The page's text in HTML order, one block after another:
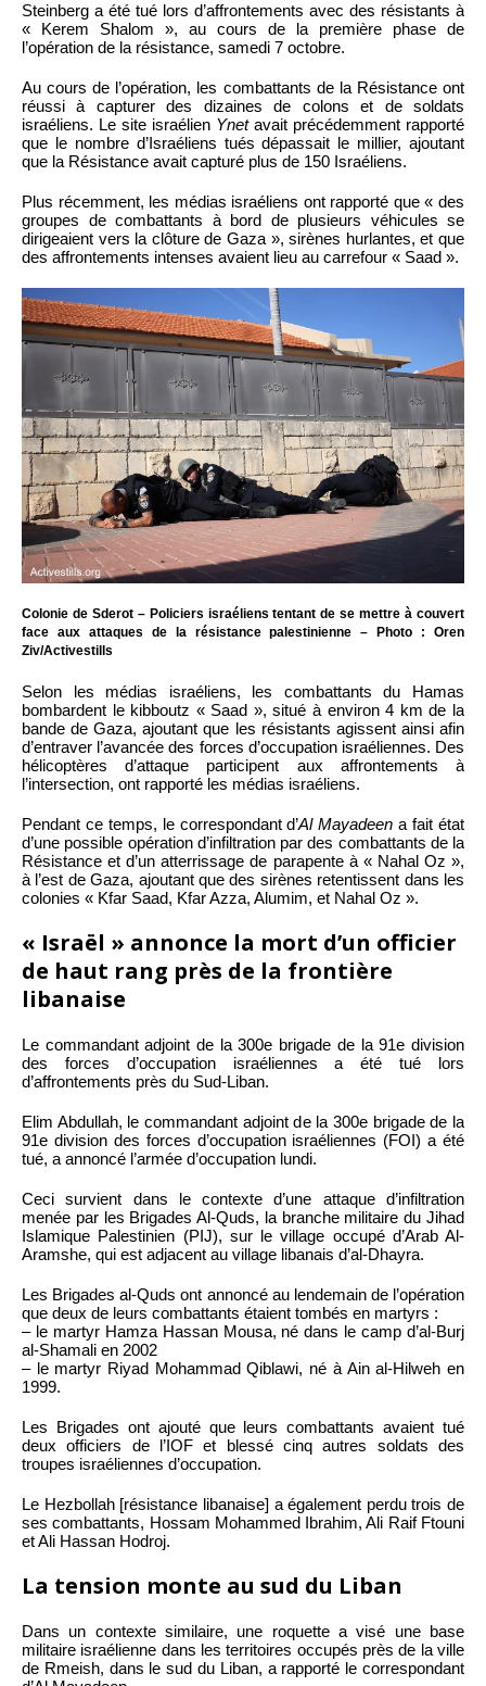
Steinberg a été tué lors d’affrontements avec des résistants à
« Kerem Shalom », au cours de la première phase de
l’opération de la résistance, samedi 7 octobre.
Au cours de l’opération, les combattants de la Résistance ont
réussi à capturer des dizaines de colons et de soldats
israéliens. Le site israélien Ynetavait précédemment rapporté
que le nombre d’Israéliens tués dépassait le millier, ajoutant
que la Résistance avait capturé plus de 150 Israéliens.
Plus récemment, les médias israéliens ont rapporté que « des
groupes de combattants à bord de plusieurs véhicules se
dirigeaient vers la clôture de Gaza », sirènes hurlantes, et que
des affrontements intenses avaient lieu au carrefour « Saad ».
Colonie de Sderot – Policiers israéliens tentant de se mettre à couvert
face aux attaques de la résistance palestinienne – Photo : Oren
Ziv/Activestills
Selon les médias israéliens, les combattants du Hamas
bombardent le kibboutz « Saad », situé à environ 4 km de la
bande de Gaza, ajoutant que les résistants agissent ainsi afin
d’entraver l’avancée des forces d’occupation israéliennes. Des
hélicoptères d’attaque participent aux affrontements à
l’intersection, ont rapporté les médias israéliens.
Pendant ce temps, le correspondant d’Al Mayadeen a fait état
d’une possible opération d’infiltration par des combattants de la
Résistance et d’un atterrissage de parapente à « Nahal Oz »,
à l’est de Gaza, ajoutant que des sirènes retentissent dans les
colonies « Kfar Saad, Kfar Azza, Alumim, et Nahal Oz ».
« Israël » annonce la mort d’un officier
de haut rang près de la frontière
libanaise
Le commandant adjoint de la 300e brigade de la 91e division
des forces d’occupation israéliennes a été tué lors
d’affrontements près du Sud-Liban.
Elim Abdullah, le commandant adjoint de la 300e brigade de la
91e division des forces d’occupation israéliennes (FOI) a été
tué, a annoncé l’armée d’occupation lundi.
Ceci survient dans le contexte d’une attaque d’infiltration
menée par les Brigades Al-Quds, la branche militaire du Jihad
Islamique Palestinien (PIJ), sur le village occupé d’Arab Al-
Aramshe, qui est adjacent au village libanais d’al-Dhayra.
Les Brigades al-Quds ont annoncé au lendemain de l’opération
que deux de leurs combattants étaient tombés en martyrs :
– le martyr Hamza Hassan Mousa, né dans le camp d’al-Burj
al-Shamali en 2002
– le martyr Riyad Mohammad Qiblawi, né à Ain al-Hilweh en
1999.
Les Brigades ont ajouté que leurs combattants avaient tué
deux officiers de l’IOF et blessé cinq autres soldats des
troupes israéliennes d’occupation.
Le Hezbollah [résistance libanaise] a également perdu trois de
ses combattants, Hossam Mohammed Ibrahim, Ali Raif Ftouni
et Ali Hassan Hodroj.
La tension monte au sud du Liban
Dans un contexte similaire, une roquette a visé une base
militaire israélienne dans les territoires occupés près de la ville
de Rmeish, dans le sud du Liban, a rapporté le correspondant